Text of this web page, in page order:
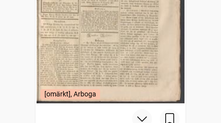
[omärkt], Arboga